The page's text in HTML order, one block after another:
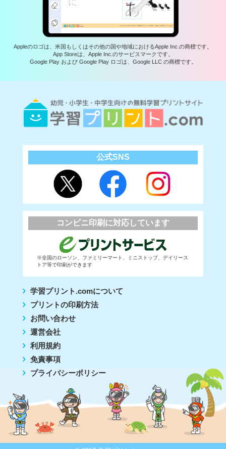
Appleのロゴは、米国もしくはその他の国や地域におけるApple Inc.の商標です。
App Storeは、Apple Inc.のサービスマークです。
Google Play および Google Play ロゴは、Google LLC の商標です。
公式SNS
コンビニ印刷に対応しています
※全国のローソン、ファミリーマート、ミニストップ、デイリース
トア等で印刷ができます
学習プリント.comについて
プリントの印刷方法
お問い合わせ
運営会社
利用規約
免責事項
プライバシーポリシー